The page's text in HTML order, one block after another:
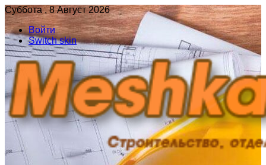
Суббота , 8 Август 2026
Войти
Switch skin